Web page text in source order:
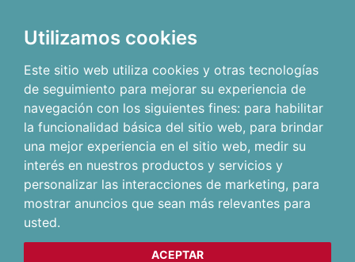
Utilizamos cookies
Este sitio web utiliza cookies y otras tecnologías
de seguimiento para mejorar su experiencia de
navegación con los siguientes fines: para habilitar
la funcionalidad básica del sitio web, para brindar
una mejor experiencia en el sitio web, medir su
interés en nuestros productos y servicios y
personalizar las interacciones de marketing, para
mostrar anuncios que sean más relevantes para
usted.
ACEPTAR